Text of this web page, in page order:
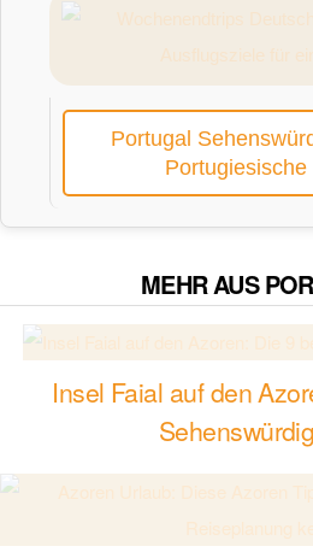
Portugal
Portugiesische
MEHR AUS
Insel Faial auf den